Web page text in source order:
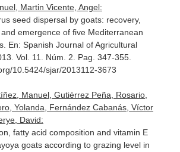
Martin Vicente, Angel:
seed dispersal by goats: recovery,
emergence of five Mediterranean
En: Spanish Journal of Agricultural
Vol. 11. Núm. 2. Pag. 347-355.
10.5424/sjar/2013112-3673
Manuel, Gutiérrez Peña, Rosario,
Yolanda, Fernández Cabanás, Víctor
David:
fatty acid composition and vitamin E
goats according to grazing level in